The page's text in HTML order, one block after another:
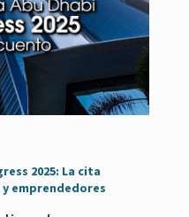
2025: La cita
emprendedores